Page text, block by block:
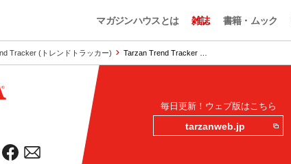
マガジンハウスとは 雑誌 書籍・ムック
Tracker (トレンドトラッカー) Tarzan Trend Tracker …
毎日更新！ウェブ版はこちら
tarzanweb.jp